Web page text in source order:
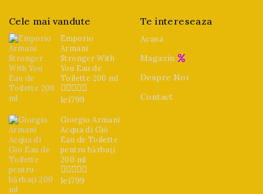
Cele mai vandute
Emporio
Armani
Stronger With
You Eau de
Toilette 200 ml
0
5
lei799
Giorgio Armani
Acqua di Giò
Eau de Toilette
pentru bărbați
200 ml
0
lei799
Te intereseaza
Acasa
Magazin
Despre Noi
Contact